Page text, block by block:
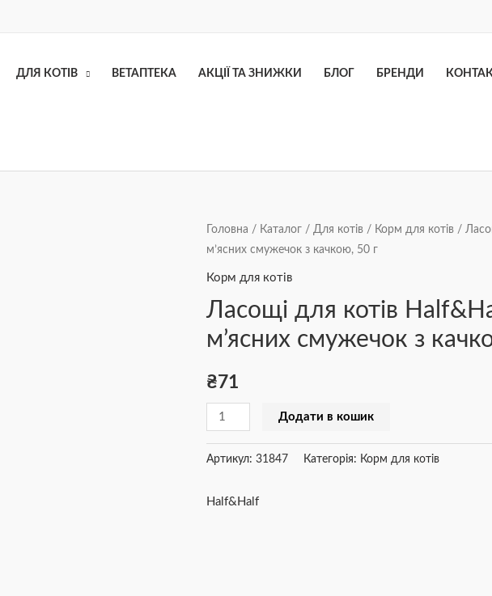
ДЛЯ КОТІВ ВЕТАПТЕКА АКЦІЇ ТА ЗНИЖКИ БЛОГ БРЕНДИ
Головна / Каталог / Для котів / Корм для котів /
м’ясних смужечок з качкою, 50 г
Корм для котів
Ласощі для котів
м’ясних смужечок з
₴71
Ласощі
для
котів
у
формі
смужечок
з
Додати в кошик
Артикул: 31847 Категорія: Корм для котів
Half&Half